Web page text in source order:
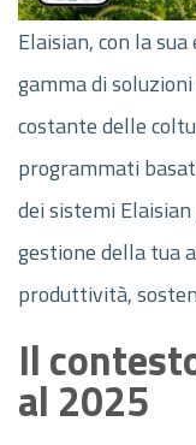
Elaisian, con la
gamma di
costante delle
programmati
dei sistemi
gestione della tua
produttività,
Il
al 2025